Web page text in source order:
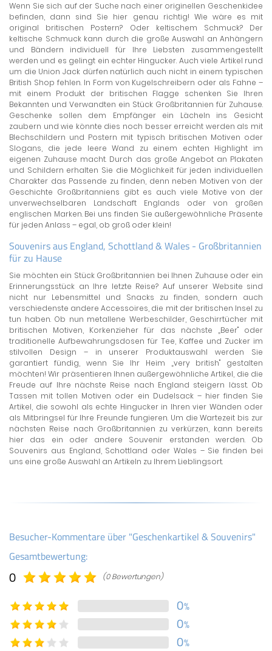
Wenn Sie sich auf der Suche nach einer originellen Geschenkidee
befinden, dann sind Sie hier genau richtig! Wie wäre es mit
original britischen Postern? Oder keltischem Schmuck? Der
keltische Schmuck kann durch die große Auswahl an Anhängern
und Bändern individuell für Ihre Liebsten zusammengestellt
werden und es gelingt ein echter Hingucker. Auch viele Artikel rund
um die Union Jack dürfen natürlich auch nicht in einem typischen
British Shop fehlen. In Form von Kugelschreibern oder als Fahne –
mit einem Produkt der britischen Flagge schenken Sie Ihren
Bekannten und Verwandten ein Stück Großbritannien für Zuhause.
Geschenke sollen dem Empfänger ein Lächeln ins Gesicht
zaubern und wie könnte dies noch besser erreicht werden als mit
Blechschildern und Postern mit typisch britischen Motiven oder
Slogans, die jede leere Wand zu einem echten Highlight im
eigenen Zuhause macht. Durch das große Angebot an Plakaten
und Schildern erhalten Sie die Möglichkeit für jeden individuellen
Charakter das Passende zu finden, denn neben Motiven von der
Geschichte Großbritanniens gibt es auch viele Motive von der
unverwechselbaren Landschaft Englands oder von großen
englischen Marken. Bei uns finden Sie außergewöhnliche Präsente
für jeden Anlass – egal, ob groß oder klein!
Souvenirs aus England, Schottland & Wales - Großbritannien
für zu Hause
Sie möchten ein Stück Großbritannien bei Ihnen Zuhause oder ein
Erinnerungsstück an Ihre letzte Reise? Auf unserer Website sind
nicht nur Lebensmittel und Snacks zu finden, sondern auch
verschiedenste andere Accessoires, die mit der britischen Insel zu
tun haben. Ob nun metallene Werbeschilder, Geschirrtücher mit
britischen Motiven, Korkenzieher für das nächste „Beer" oder
traditionelle Aufbewahrungsdosen für Tee, Kaffee und Zucker im
stilvollen Design – in unserer Produktauswahl werden Sie
garantiert fündig, wenn Sie Ihr Heim „very british" gestalten
möchten! Wir präsentieren Ihnen außergewöhnliche Artikel, die die
Freude auf Ihre nächste Reise nach England steigern lässt. Ob
Tassen mit tollen Motiven oder ein Dudelsack – hier finden Sie
Artikel, die sowohl als echte Hingucker in Ihren vier Wänden oder
als Mitbringsel für Ihre Freunde fungieren. Um die Wartezeit bis zur
nächsten Reise nach Großbritannien zu verkürzen, kann bereits
hier das ein oder andere Souvenir erstanden werden. Ob
Souvenirs aus England, Schottland oder Wales – Sie finden bei
uns eine große Auswahl an Artikeln zu Ihrem Lieblingsort.
Besucher-Kommentare über "Geschenkartikel & Souvenirs"
Gesamtbewertung:
0 (0 Bewertungen)
0%
0%
0%